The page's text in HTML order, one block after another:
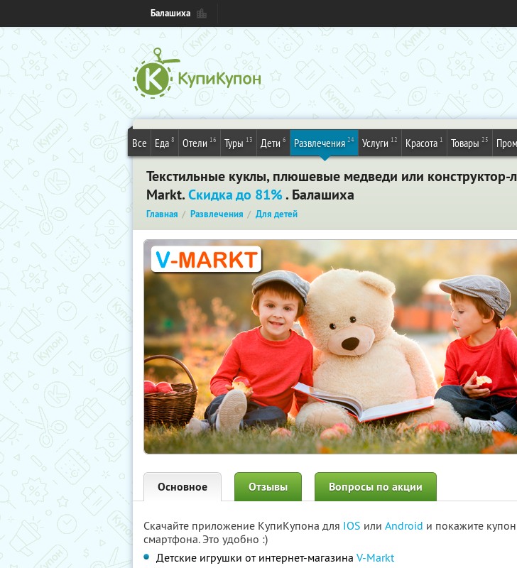
Балашиха
Все Еда 8 Отели 16 Туры 13 Дети 6 Развлечения 24 Услуги 12 Красота 1 Товары 25
Текстильные куклы, плюшевые медведи или конструктор-
Markt.Скидка до 81%. Балашиха
Главная Развлечения Для детей
Основное Отзывы Вопросы по акции
Скачайте приложение КупиКупона для IOS или Android и покажите
смартфона. Это удобно :)
Детские игрушки от интернет-магазина V-Markt